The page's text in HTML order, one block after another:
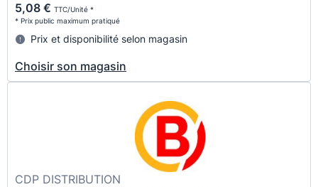
5,08 € TTC/Unité *
* Prix public maximum pratiqué
Prix et disponibilité selon magasin
Choisir son magasin
CDP DISTRIBUTION